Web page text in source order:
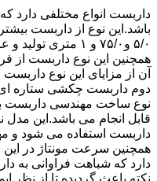
داربست انواع مختلفی
باشد.این نوع از داربست
۵/۰ و۷۵/۰ و ۱
آن از مزایای این نوع
دوم داربست چکشی ستاره ای
نوع ساخت مهندسی داربست
قابل انجام می باشد.این مدل
داربست استفاده می شود و
همچنین سرعت مونتاژ در
دارد که شباهت فراوانی به